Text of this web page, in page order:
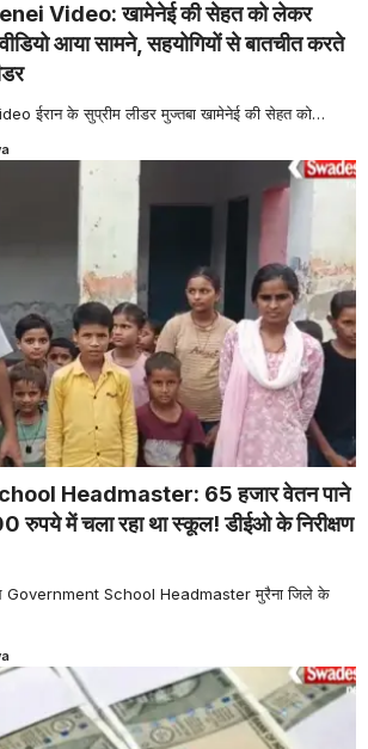
Video: खामेनेई की सेहत को लेकर
आया सामने, सहयोगियों से बातचीत करते
ईरान के सुप्रीम लीडर मुज्तबा खामेनेई की सेहत को…
Headmaster: 65 हजार वेतन पाने
रुपये में चला रहा था स्कूल! डीईओ के निरीक्षण
Government School Headmaster मुरैना जिले के